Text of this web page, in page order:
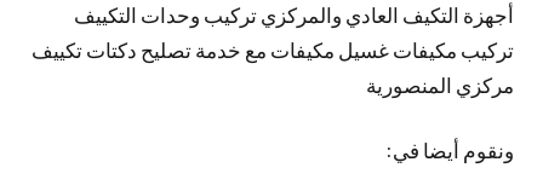
أجهزة التكيف العادي والمركزي تركيب وحدات التكييف
تركيب مكيفات غسيل مكيفات مع خدمة تصليح دكتات تكييف
مركزي المنصورية
ونقوم أيضا في: